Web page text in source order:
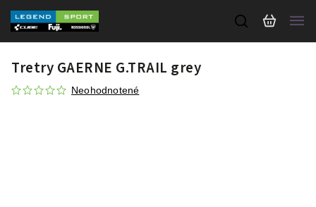
Tretry GAERNE G.TRAIL grey
Neohodnotené